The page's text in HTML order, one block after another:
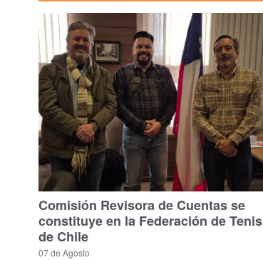
Comisión Revisora de Cuentas se
constituye en la Federación de Tenis
de Chile
07 de Agosto